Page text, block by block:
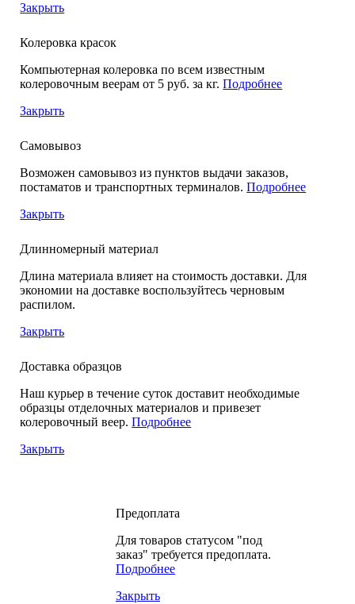
Закрыть
Колеровка красок
Компьютерная колеровка по всем известным
колеровочным веерам от 5 руб. за кг.Подробнее
Закрыть
Самовывоз
Возможен самовывоз из пунктов выдачи заказов,
постаматов и транспортных терминалов.Подробнее
Закрыть
Длинномерный материал
Длина материала влияет на стоимость доставки. Для
экономии на доставке воспользуйтесь черновым
распилом.
Закрыть
Доставка образцов
Наш курьер в течение суток доставит необходимые
образцы отделочных материалов и привезет
колеровочный веер.Подробнее
Закрыть
Предоплата
Для товаров статусом "под
заказ" требуется предоплата.
Подробнее
Закрыть